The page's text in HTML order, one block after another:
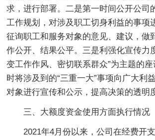
求，进行部署。二是第一时间公开公司
工作规划，对涉及职工切身利益的事项
征询职工和服务对象的意见、建议，做
作公开、结果公平。三是利强化宣传力
变工作作风、密切联系群众”为主题的
时将涉及到的“三重一大”事项向广大利
对象进行宣传和公示，提高决策的透明
三、大额度资金使用方面执行情况
2021年4月份以来，公司在经费开